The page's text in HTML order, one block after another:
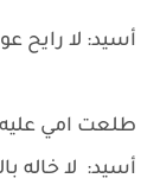
أسيد: لا رايح
طلعت امي
أسيد: لا خاله